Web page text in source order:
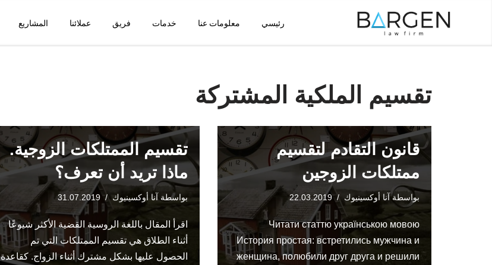
رئيسي معلومات عنا خدمات فريق عملائنا المشاريع
تقسيم الملكية المشتركة
تقسيم الممتلكات الزوجية.
ماذا تريد أن تعرف؟
بواسطة آنا أوكسينيوك 31.07.2019
اقرأ المقال باللغة الروسية القضية الأكثر شيوعًا
أثناء الطلاق هي تقسيم الممتلكات التي تم
الحصول عليها بشكل مشترك أثناء الزواج. كقاعدة
قانون التقادم لتقسيم
ممتلكات الزوجين
بواسطةآنا أوكسينيوك 22.03.2019
Читати статтю українською мовою
История простая: встретились мужчина и
женщина, полюбили друг друга и решили